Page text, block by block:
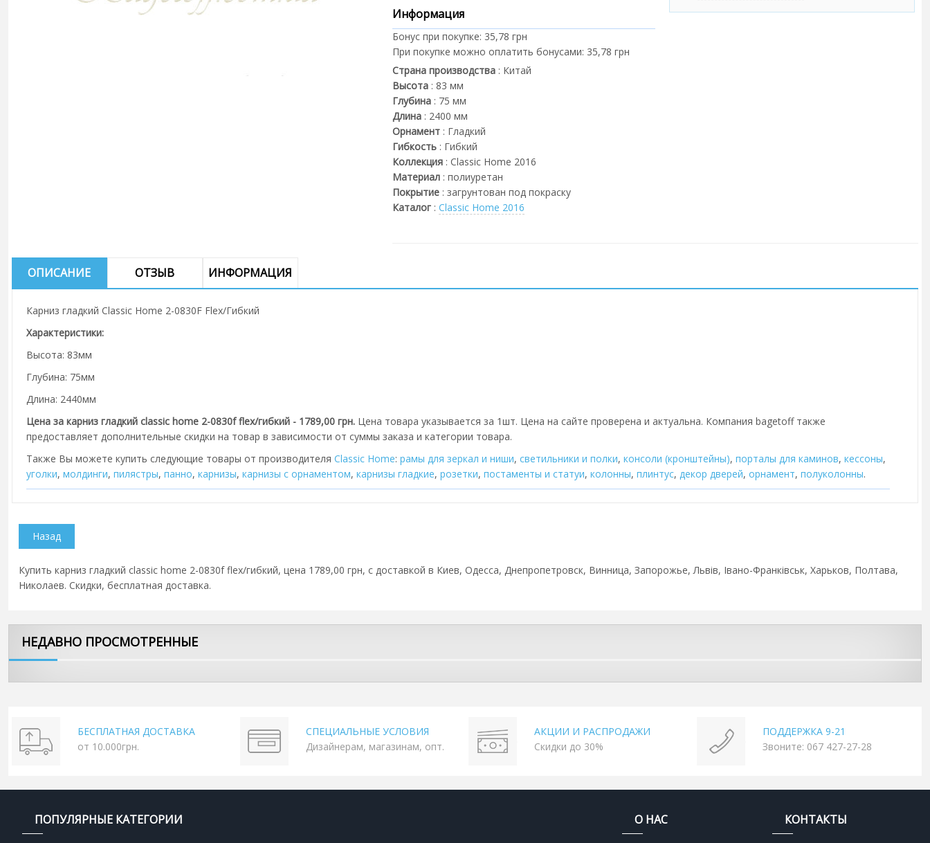
Информация
Бонус при покупке: 35,78 грн
При покупке можно оплатить бонусами: 35,78 грн
Страна производства: Китай
Высота: 83 мм
Глубина: 75 мм
Длина: 2400 мм
Орнамент: Гладкий
Гибкость: Гибкий
Коллекция: Classic Home 2016
Материал: полиуретан
Покрытие: загрунтован под покраску
Каталог: Classic Home 2016
ОПИСАНИЕ ОТЗЫВ ИНФОРМАЦИЯ
Карниз гладкий Classic Home 2-0830F Flex/Гибкий
Характеристики:
Высота: 83мм
Глубина: 75мм
Длина: 2440мм
Цена за карниз гладкий classic home 2-0830f flex/гибкий - 1789,00 грн. Цена товара указывается за 1шт. Цена на сайте проверена и актуальна. Компания bagetoff также
предоставляет дополнительные скидки на товар в зависимости от суммы заказа и категории товара.
Также Вы можете купить следующие товары от производителя Classic Home: рамы для зеркал и ниши, cветильники и полки, консоли (кронштейны), порталы для каминов, кессоны,
уголки, молдинги, пилястры, панно, карнизы, карнизы с орнаментом, карнизы гладкие, розетки, постаменты и статуи, колонны, плинтус, декор дверей, орнамент, полуколонны.
Купить карниз гладкий classic home 2-0830f flex/гибкий, цена 1789,00 грн, с доставкой в Киев, Одесса, Днепропетровск, Винница, Запорожье, Львів, Івано-Франківськ, Харьков, Полтава,
Николаев. Скидки, бесплатная доставка.
НЕДАВНО ПРОСМОТРЕННЫЕ
БЕСПЛАТНАЯ ДОСТАВКА
от 10.000грн.
СПЕЦИАЛЬНЫЕ УСЛОВИЯ
Дизайнерам, магазинам, опт.
АКЦИИ И РАСПРОДАЖИ
Скидки до 30%
ПОДДЕРЖКА 9-21
Звоните: 067 427-27-28
ПОПУЛЯРНЫЕ КАТЕГОРИИ О НАС КОНТАКТЫ